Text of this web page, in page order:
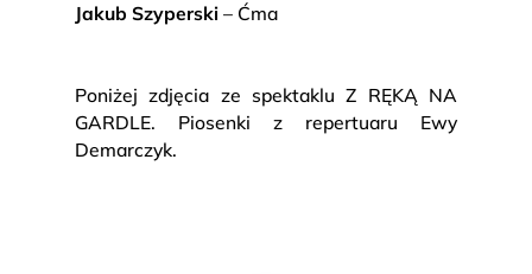
Jakub Szyperski– Ćma
Poniżej zdjęcia ze spektaklu Z RĘKĄ NA
GARDLE. Piosenki z repertuaru Ewy
Demarczyk.